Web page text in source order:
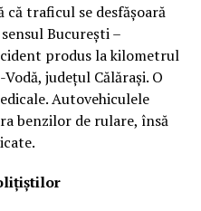
că traficul se desfășoară
București –
produs la kilometrul
județul Călărași. O
Autovehiculele
benzilor de rulare, însă